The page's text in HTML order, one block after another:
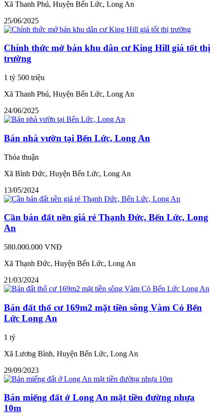
Xã Thanh Phú, Huyện Bến Lức, Long An
25/06/2025
Chính thức mở bán khu dân cư King Hill giá tốt thị
trường
1 tỷ 500 triệu
Xã Thanh Phú, Huyện Bến Lức, Long An
24/06/2025
Bán nhà vườn tại Bến Lức, Long An
Thỏa thuận
Xã Bình Đức, Huyện Bến Lức, Long An
13/05/2024
Cần bán đất nền giá rẻ Thạnh Đức, Bến Lức, Long
An
580.000.000 VNĐ
Xã Thạnh Đức, Huyện Bến Lức, Long An
21/03/2024
Bán đất thổ cư 169m2 mặt tiền sông Vàm Cỏ Bến
Lức Long An
1 tỷ
Xã Lương Bình, Huyện Bến Lức, Long An
29/09/2023
Bán miếng đất ở Long An mặt tiền đường nhựa
10m